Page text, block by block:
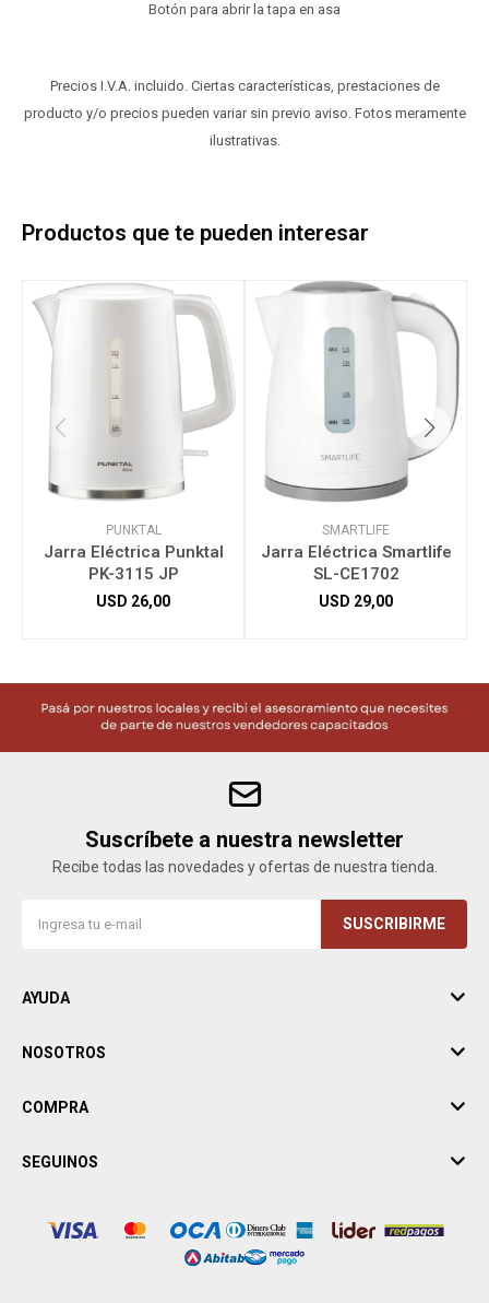
Botón para abrir la tapa en asa
Precios I.V.A. incluido. Ciertas características, prestaciones de
producto y/o precios pueden variar sin previo aviso. Fotos meramente
ilustrativas.
Productos que te pueden interesar
PUNKTAL
Jarra Eléctrica Punktal
PK-3115 JP
USD 26,00
SMARTLIFE
Jarra Eléctrica Smartlife
SL-CE1702
USD 29,00
Suscríbete a nuestra newsletter
Recibe todas las novedades y ofertas de nuestra tienda.
SUSCRIBIRME
AYUDA
NOSOTROS
COMPRA
SEGUINOS